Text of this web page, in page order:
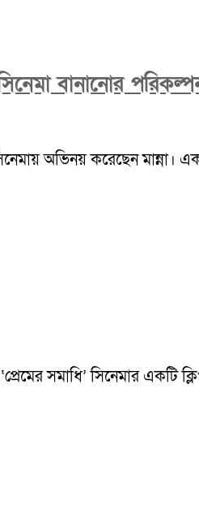
বানানোর
অভিনয় করেছেন
সমাধি’ সিনেমার একটি